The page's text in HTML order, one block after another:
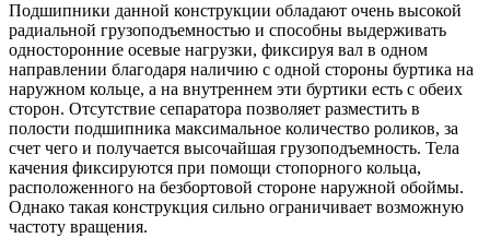
Подшипники данной конструкции обладают очень высокой
радиальной грузоподъемностью и способны выдерживать
односторонние осевые нагрузки, фиксируя вал в одном
направлении благодаря наличию с одной стороны буртика на
наружном кольце, а на внутреннем эти буртики есть с обеих
сторон. Отсутствие сепаратора позволяет разместить в
полости подшипника максимальное количество роликов, за
счет чего и получается высочайшая грузоподъемность. Тела
качения фиксируются при помощи стопорного кольца,
расположенного на безбортовой стороне наружной обоймы.
Однако такая конструкция сильно ограничивает возможную
частоту вращения.